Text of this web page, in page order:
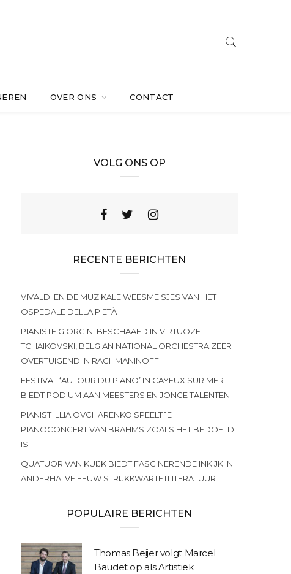
OVER ONS CONTACT
VOLG ONS OP
RECENTE BERICHTEN
VIVALDI EN DE MUZIKALE WEESMEISJES VAN HET
OSPEDALE DELLA PIETÀ
PIANISTE GIORGINI BESCHAAFD IN VIRTUOZE
TCHAIKOVSKI, BELGIAN NATIONAL ORCHESTRA ZEER
OVERTUIGEND IN RACHMANINOFF
FESTIVAL ‘AUTOUR DU PIANO’ IN CAYEUX SUR MER
BIEDT PODIUM AAN MEESTERS EN JONGE TALENTEN
PIANIST ILLIA OVCHARENKO SPEELT 1E
PIANOCONCERT VAN BRAHMS ZOALS HET BEDOELD
IS
QUATUOR VAN KUIJK BIEDT FASCINERENDE INKIJK IN
ANDERHALVE EEUW STRIJKKWARTETLITERATUUR
POPULAIRE BERICHTEN
Thomas Beijer volgt Marcel
Baudet op als Artistiek